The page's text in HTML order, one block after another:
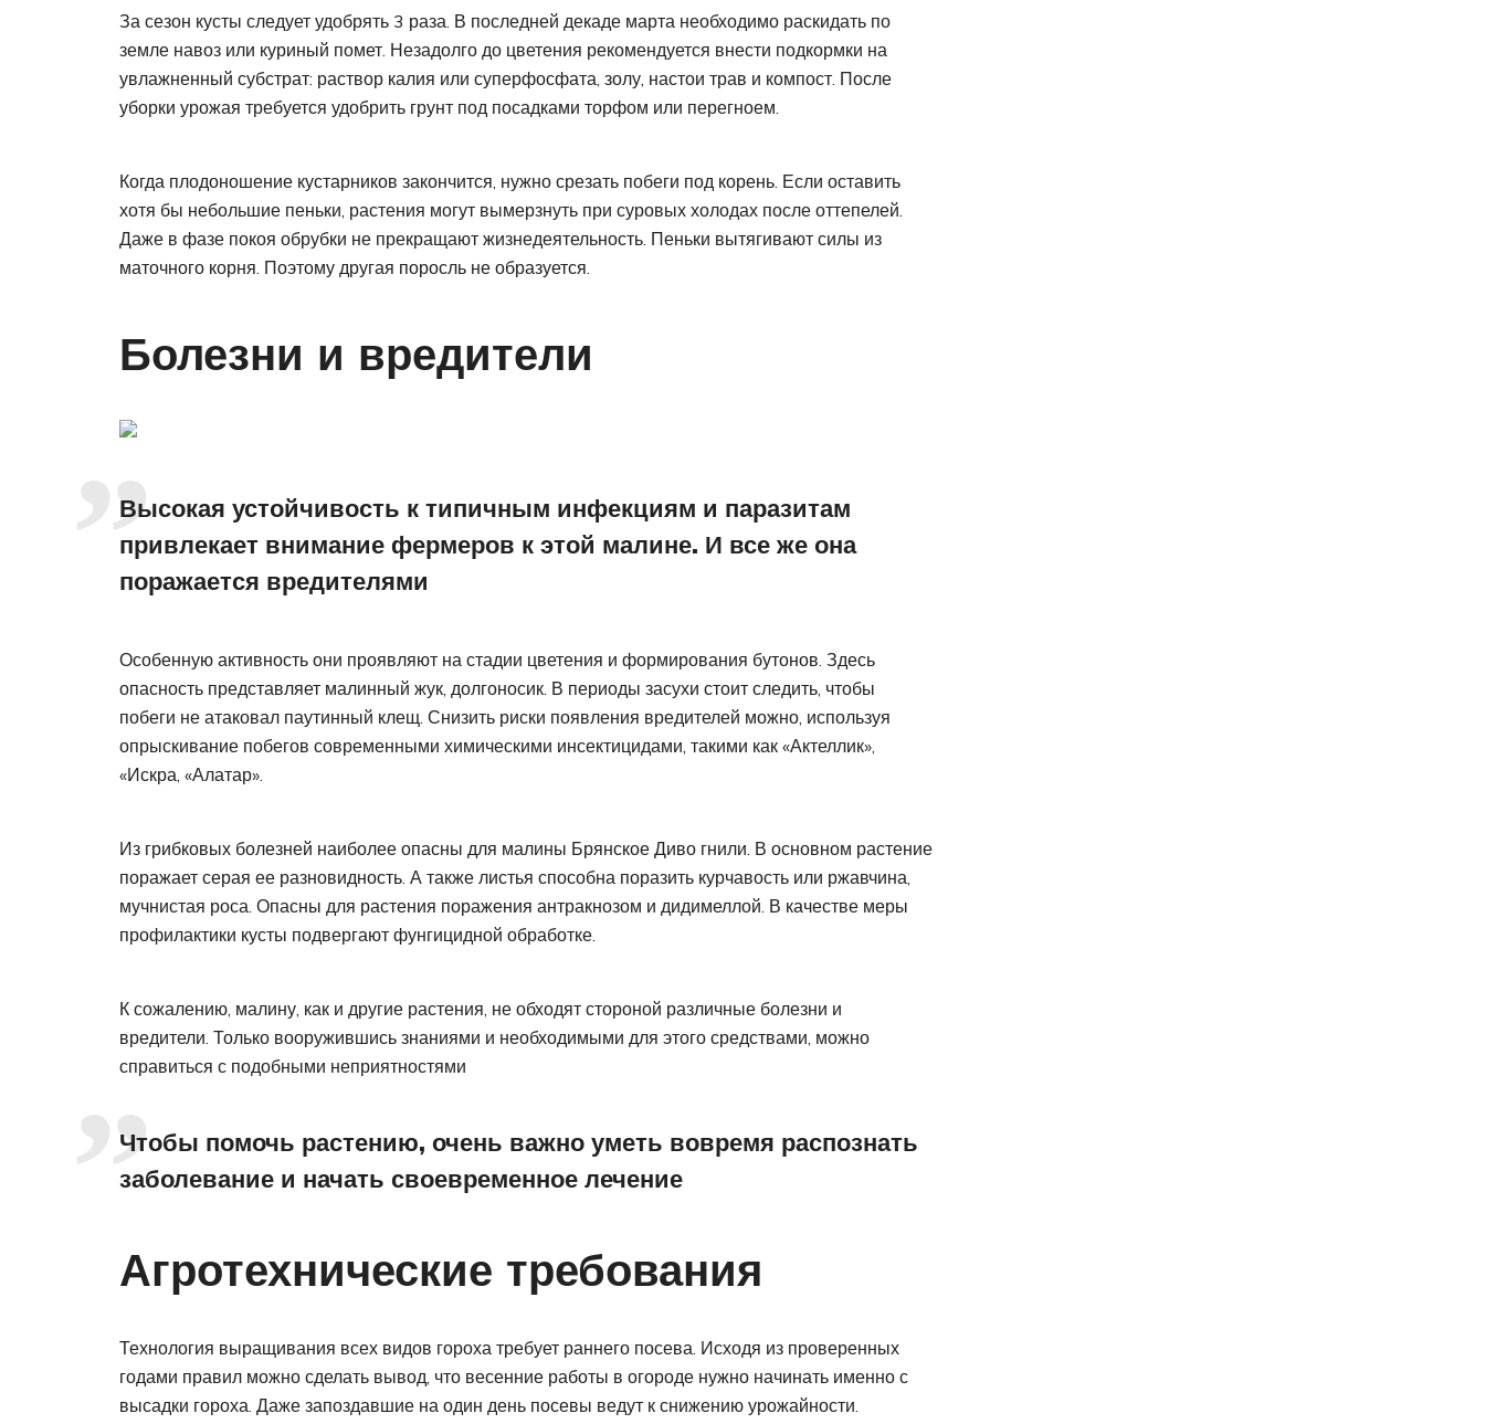
За сезон кусты следует удобрять 3 раза. В последней декаде марта необходимо раскидать по
земле навоз или куриный помет. Незадолго до цветения рекомендуется внести подкормки на
увлажненный субстрат: раствор калия или суперфосфата, золу, настои трав и компост. После
уборки урожая требуется удобрить грунт под посадками торфом или перегноем.
Когда плодоношение кустарников закончится, нужно срезать побеги под корень. Если оставить
хотя бы небольшие пеньки, растения могут вымерзнуть при суровых холодах после оттепелей.
Даже в фазе покоя обрубки не прекращают жизнедеятельность. Пеньки вытягивают силы из
маточного корня. Поэтому другая поросль не образуется.
Болезни и вредители
Высокая устойчивость к типичным инфекциям и паразитам
привлекает внимание фермеров к этой малине. И все же она
поражается вредителями
Особенную активность они проявляют на стадии цветения и формирования бутонов. Здесь
опасность представляет малинный жук, долгоносик. В периоды засухи стоит следить, чтобы
побеги не атаковал паутинный клещ. Снизить риски появления вредителей можно, используя
опрыскивание побегов современными химическими инсектицидами, такими как «Актеллик»,
«Искра, «Алатар».
Из грибковых болезней наиболее опасны для малины Брянское Диво гнили. В основном растение
поражает серая ее разновидность. А также листья способна поразить курчавость или ржавчина,
мучнистая роса. Опасны для растения поражения антракнозом и дидимеллой. В качестве меры
профилактики кусты подвергают фунгицидной обработке.
К сожалению, малину, как и другие растения, не обходят стороной различные болезни и
вредители. Только вооружившись знаниями и необходимыми для этого средствами, можно
справиться с подобными неприятностями
Чтобы помочь растению, очень важно уметь вовремя распознать
заболевание и начать своевременное лечение
Агротехнические требования
Технология выращивания всех видов гороха требует раннего посева. Исходя из проверенных
годами правил можно сделать вывод, что весенние работы в огороде нужно начинать именно с
высадки гороха. Даже запоздавшие на один день посевы ведут к снижению урожайности.